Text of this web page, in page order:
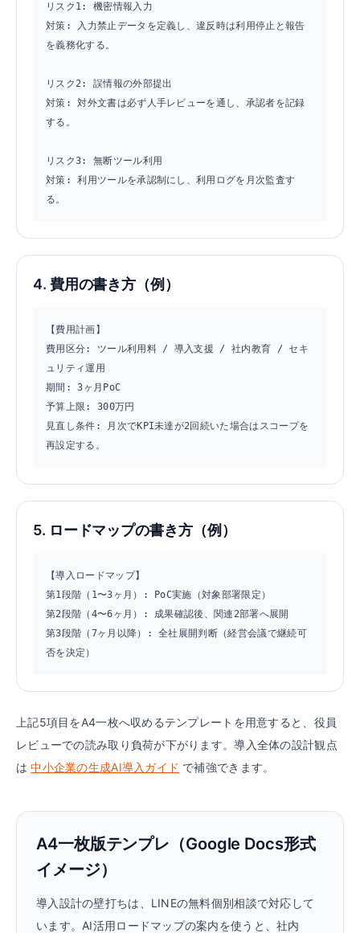
リスク1: 機密情報入力
対策: 入力禁止データを定義し、違反時は利用停止と報告
を義務化する。
リスク2: 誤情報の外部提出
対策: 対外文書は必ず人手レビューを通し、承認者を記録
する。
リスク3: 無断ツール利用
対策: 利用ツールを承認制にし、利用ログを月次監査す
る。
4. 費用の書き方（例）
【費用計画】
費用区分: ツール利用料 / 導入支援 / 社内教育 / セキ
ュリティ運用
期間: 3ヶ月PoC
予算上限: 300万円
見直し条件: 月次でKPI未達が2回続いた場合はスコープを
再設定する。
5. ロードマップの書き方（例）
【導入ロードマップ】
第1段階（1〜3ヶ月）: PoC実施（対象部署限定）
第2段階（4〜6ヶ月）: 成果確認後、関連2部署へ展開
第3段階（7ヶ月以降）: 全社展開判断（経営会議で継続可
否を決定）
上記5項目をA4一枚へ収めるテンプレートを用意すると、役員
レビューでの読み取り負荷が下がります。導入全体の設計観点
は 中小企業の生成AI導入ガイド で補強できます。
A4一枚版テンプレ（Google Docs形式
イメージ）
導入設計の壁打ちは、LINEの無料個別相談で対応して
います。AI活用ロードマップの案内を使うと、社内